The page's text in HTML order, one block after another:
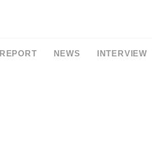
REPORT NEWS INTERVIEW